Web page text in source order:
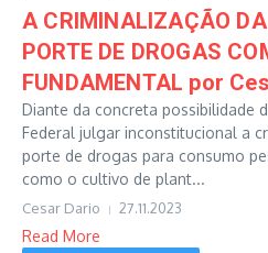
A CRIMINALIZAÇÃO DA
PORTE DE DROGAS
FUNDAMENTAL por
Diante da concreta possibilidade
Federal julgar inconstitucional a
porte de drogas para consumo
como o cultivo de plant...
Cesar Dario 27.11.2023
Read More